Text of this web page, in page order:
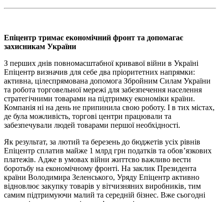
Епіцентр тримає економічний фронт та допомагає
захисникам України
З перших днів повномасштабної кривавої війни в Україні
Епіцентр визначив для себе два пріоритетних напрямки:
активна, цілеспрямована допомога Збройним Силам України
та робота торговельної мережі для забезпечення населення
стратегічними товарами на підтримку економіки країни.
Компанія ні на день не припинила свою роботу. І в тих містах,
де була можливість, торгові центри працювали та
забезпечували людей товарами першої необхідності.
Як результат, за лютий та березень до бюджетів усіх рівнів
Епіцентр сплатив майже 1 млрд грн податків та обов’язкових
платежів. Адже в умовах війни життєво важливо вести
боротьбу на економічному фронті. На заклик Президента
країни Володимира Зеленського, Уряду Епіцентр активно
відновлює закупку товарів у вітчизняних виробників, тим
самим підтримуючи малий та середній бізнес. Вже сьогодні